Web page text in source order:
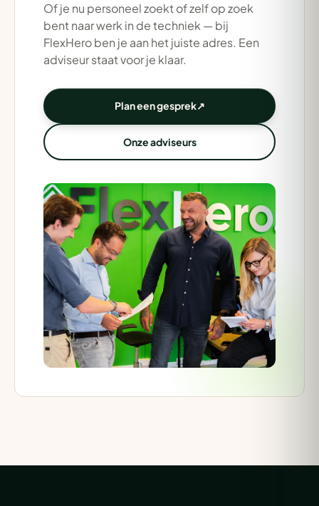
Of je nu personeel zoekt of zelf op zoek
bent naar werk in de techniek — bij
FlexHero ben je aan het juiste adres. Een
adviseur staat voor je klaar.
Plan een gesprek↗
Onze adviseurs